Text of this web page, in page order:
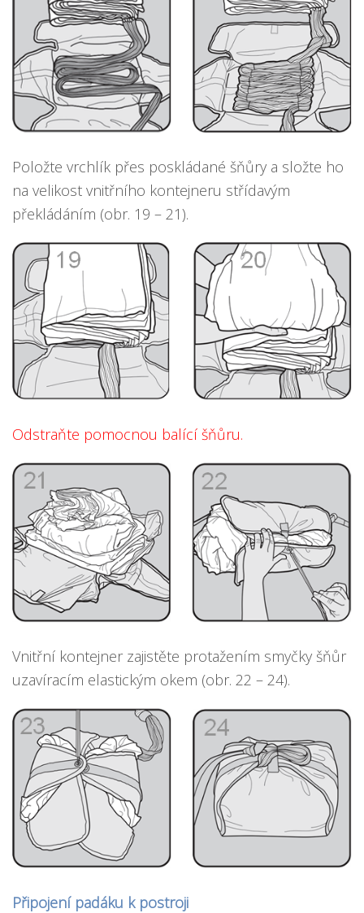
Položte vrchlík přes poskládané šňůry a složte ho
na velikost vnitřního kontejneru střídavým
překládáním (obr. 19 – 21).
Odstraňte pomocnou balící šňůru.
Vnitřní kontejner zajistěte protažením smyčky šňůr
uzavíracím elastickým okem (obr. 22 – 24).
Připojení padáku k postroji